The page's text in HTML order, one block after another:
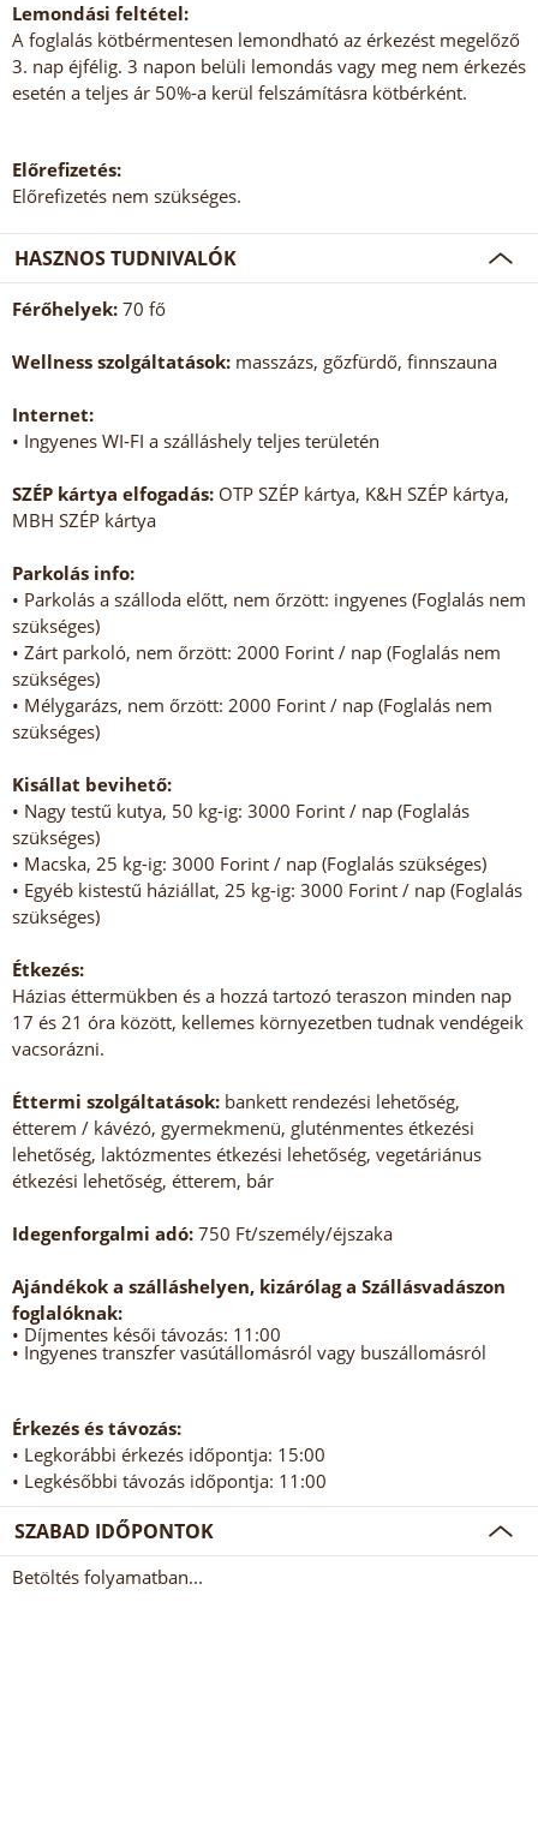
Lemondási feltétel:
A foglalás kötbérmentesen lemondható az érkezést megelőző
3. nap éjfélig. 3 napon belüli lemondás vagy meg nem érkezés
esetén a teljes ár 50%-a kerül felszámításra kötbérként.
Előrefizetés:
Előrefizetés nem szükséges.
HASZNOS TUDNIVALÓK
Férőhelyek: 70 fő
Wellness szolgáltatások: masszázs, gőzfürdő, finnszauna
Internet:
• Ingyenes WI-FI a szálláshely teljes területén
SZÉP kártya elfogadás: OTP SZÉP kártya, K&H SZÉP kártya,
MBH SZÉP kártya
Parkolás info:
• Parkolás a szálloda előtt, nem őrzött: ingyenes (Foglalás nem
szükséges)
• Zárt parkoló, nem őrzött: 2000 Forint / nap (Foglalás nem
szükséges)
• Mélygarázs, nem őrzött: 2000 Forint / nap (Foglalás nem
szükséges)
Kisállat bevihető:
• Nagy testű kutya, 50 kg-ig: 3000 Forint / nap (Foglalás
szükséges)
• Macska, 25 kg-ig: 3000 Forint / nap (Foglalás szükséges)
• Egyéb kistestű háziállat, 25 kg-ig: 3000 Forint / nap (Foglalás
szükséges)
Étkezés:
Házias éttermükben és a hozzá tartozó teraszon minden nap
17 és 21 óra között, kellemes környezetben tudnak vendégeik
vacsorázni.
Éttermi szolgáltatások: bankett rendezési lehetőség,
étterem / kávézó, gyermekmenü, gluténmentes étkezési
lehetőség, laktózmentes étkezési lehetőség, vegetáriánus
étkezési lehetőség, étterem, bár
Idegenforgalmi adó: 750 Ft/személy/éjszaka
Ajándékok a szálláshelyen, kizárólag a Szállásvadászon
foglalóknak:
• Díjmentes késői távozás: 11:00
• Ingyenes transzfer vasútállomásról vagy buszállomásról
Érkezés és távozás:
• Legkorábbi érkezés időpontja: 15:00
• Legkésőbbi távozás időpontja: 11:00
SZABAD IDŐPONTOK
Betöltés folyamatban...